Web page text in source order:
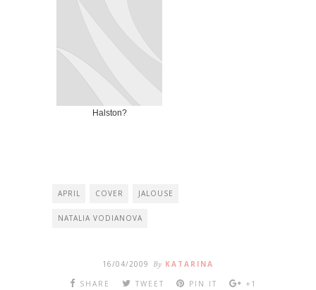
Halston?
APRIL COVER JALOUSE
NATALIA VODIANOVA
16/04/2009 By KATARINA
SHARE
TWEET PIN IT +1